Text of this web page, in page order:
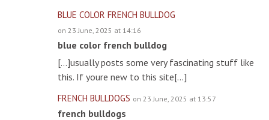
BLUE COLOR FRENCH BULLDOG
on 23 June, 2025 at 14:16
blue color french bulldog
[…]usually posts some very fascinating stuff like
this. If youre new to this site[…]
FRENCH BULLDOGS on 23 June, 2025 at 13:57
french bulldogs